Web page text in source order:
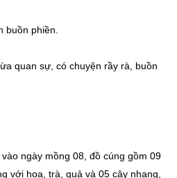
buồn phiền.
quan sự, có chuyện rầy rà, buồn
ngày mồng 08, đồ cúng gồm 09
với hoa, trà, quả và 05 cây nhang,